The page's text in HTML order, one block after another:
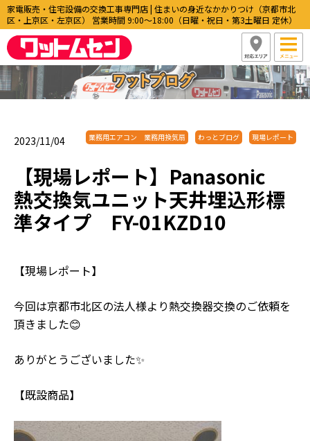
家電販売・住宅設備の交換工事専門店 | 住まいの身近なかかりつけ（京都市北
区・上京区・左京区） 営業時間 9:00〜18:00（日曜・祝日・第3土曜日 定休）
2023/11/04 業務用エアコン 業務用換気扇 わっとブログ 現場レポート
【現場レポート】Panasonic
熱交換気ユニット天井埋込形標
準タイプ FY-01KZD10
【現場レポート】
今回は京都市北区の法人様より熱交換器交換のご依頼を
頂きました😊
ありがとうございました✨
【既設商品】